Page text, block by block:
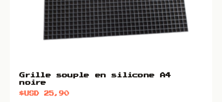
Grille souple en silicone A4
noire
$USD25,90